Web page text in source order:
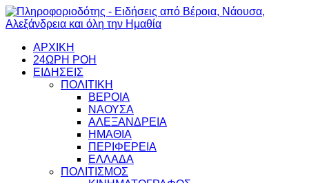
ΑΡΧΙΚΗ
24ΩΡΗ ΡΟΗ
ΕΙΔΗΣΕΙΣ
ΠΟΛΙΤΙΚΗ
ΒΕΡΟΙΑ
ΝΑΟΥΣΑ
ΑΛΕΞΑΝΔΡΕΙΑ
ΗΜΑΘΙΑ
ΠΕΡΙΦΕΡΕΙΑ
ΕΛΛΑΔΑ
ΠΟΛΙΤΙΣΜΟΣ